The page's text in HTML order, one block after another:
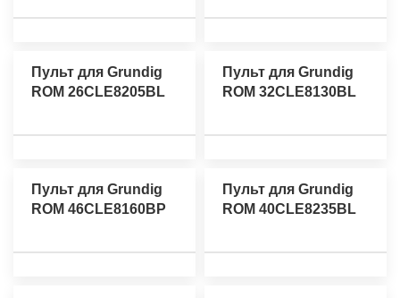
Пульт для Grundig
ROM 26CLE8205BL
Пульт для Grundig
ROM 32CLE8130BL
Пульт для Grundig
ROM 46CLE8160BP
Пульт для Grundig
ROM 40CLE8235BL